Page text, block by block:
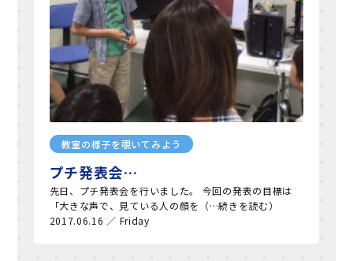
教室の様子を覗いてみよう
プチ発表会…
先日、プチ発表会を行いました。 今回の発表の目標は
「大きな声で、見ている人の顔を（…続きを読む）
2017.06.16 ／ Friday